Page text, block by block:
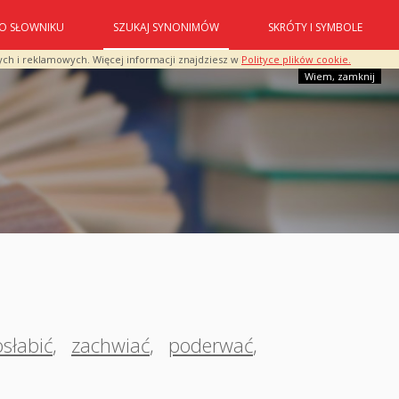
i reklamowych. Więcej informacji znajdziesz w Polityce plików cookie.
Wiem, zamknij
O SŁOWNIKU SZUKAJ SYNONIMÓW SKRÓTY I SYMBOLE
, zachwiać, poderwać,